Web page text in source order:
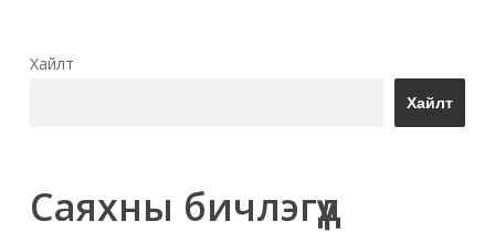
Хайлт
Хайлт
Саяхны бичлэгүүд